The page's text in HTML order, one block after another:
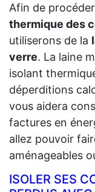
Afin de
thermique des
utiliserons de la
verre. La laine
isolant
déperditions
vous aidera
factures en
allez pouvoir
aménageables
ISOLER SES